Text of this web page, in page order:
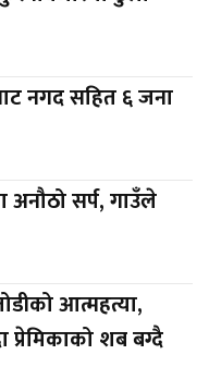
नगद सहित ६ जना
अनौठो सर्प, गाउँले
आत्महत्या,
प्रेमिकाको शब बग्दै